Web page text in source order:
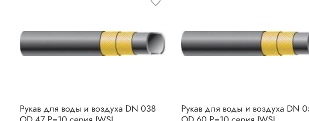
Рукав для воды и воздуха DN 038
Рукав для воды и воздуха DN